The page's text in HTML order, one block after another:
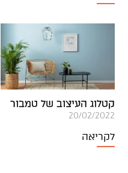
קטלוג העיצוב של טמבור
20/02/2022
לקריאה